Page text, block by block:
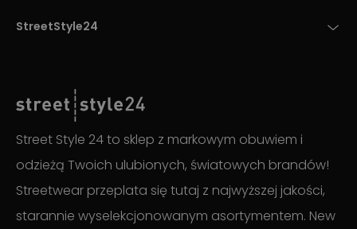
StreetStyle24
Street Style 24 to sklep z markowym obuwiem i
odzieżą Twoich ulubionych, światowych brandów!
Streetwear przeplata się tutaj z najwyższej jakości,
starannie wyselekcjonowanym asortymentem. New